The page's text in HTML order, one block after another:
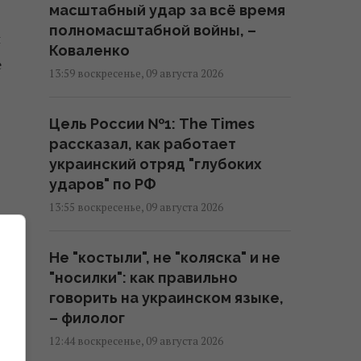
масштабный удар за всё время
полномасштабной войны, –
Коваленко
13:59 воскресенье, 09 августа 2026
Цель России №1: The Times
рассказал, как работает
украинский отряд "глубоких
ударов" по РФ
13:55 воскресенье, 09 августа 2026
Не "костыли", не "коляска" и не
"носилки": как правильно
говорить на украинском языке,
– филолог
12:44 воскресенье, 09 августа 2026